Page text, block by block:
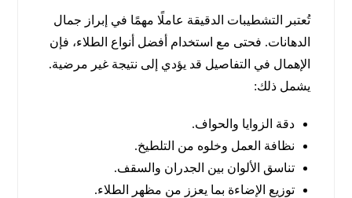
تُعتبر التشطيبات الدقيقة عاملًا مهمًا في إبراز جمال
الدهانات. فحتى مع استخدام أفضل أنواع الطلاء، فإن
الإهمال في التفاصيل قد يؤدي إلى نتيجة غير مرضية.
يشمل ذلك:
دقة الزوايا والحواف.
نظافة العمل وخلوه من التلطيخ.
تناسق الألوان بين الجدران والسقف.
توزيع الإضاءة بما يعزز من مظهر الطلاء.